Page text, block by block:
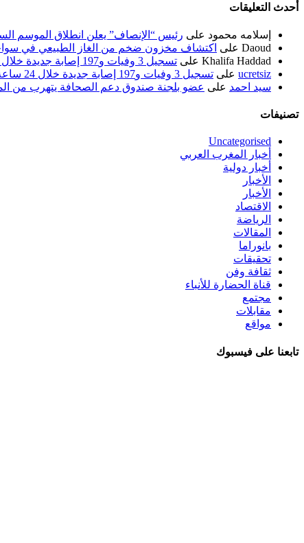
أحدث التعليقات
إسلامه محمود على رئيس “الإنصاف” يعلن انطلاق الموسم السياسي
Daoud على اكتشاف مخزون ضخم من الغاز الطبيعي في
Khalifa Haddad على تسجيل 3 وفيات و197 إصابة جديدة خلال 24 ساعة الماضية
ucretsiz على تسجيل 3 وفيات و197 إصابة جديدة خلال 24 ساعة الماضية
سيد احمد على عضو بلجنة صندوق دعم الصحافة يتهرب من
تصنيفات
Uncategorised
أخبار المغرب العربي
أخبار دولية
الأخبار
الأخبار
الاقتصاد
الرياضة
المقالات
بانوراما
تحقيقات
ثقافة وفن
قناة الحضارة للأنباء
مجتمع
مقابلات
مواقع
تابعنا على فيسبوك